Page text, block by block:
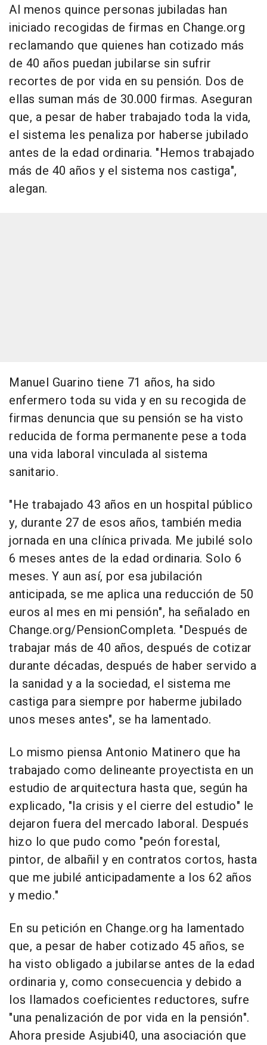
Al menos quince personas jubiladas han
iniciado recogidas de firmas en Change.org
reclamando que quienes han cotizado más
de 40 años puedan jubilarse sin sufrir
recortes de por vida en su pensión. Dos de
ellas suman más de 30.000 firmas. Aseguran
que, a pesar de haber trabajado toda la vida,
el sistema les penaliza por haberse jubilado
antes de la edad ordinaria. "Hemos trabajado
más de 40 años y el sistema nos castiga",
alegan.
Manuel Guarino tiene 71 años, ha sido
enfermero toda su vida y en su recogida de
firmas denuncia que su pensión se ha visto
reducida de forma permanente pese a toda
una vida laboral vinculada al sistema
sanitario.
"He trabajado 43 años en un hospital público
y, durante 27 de esos años, también media
jornada en una clínica privada. Me jubilé solo
6 meses antes de la edad ordinaria. Solo 6
meses. Y aun así, por esa jubilación
anticipada, se me aplica una reducción de 50
euros al mes en mi pensión", ha señalado en
Change.org/PensionCompleta. "Después de
trabajar más de 40 años, después de cotizar
durante décadas, después de haber servido a
la sanidad y a la sociedad, el sistema me
castiga para siempre por haberme jubilado
unos meses antes", se ha lamentado.
Lo mismo piensa Antonio Matinero que ha
trabajado como delineante proyectista en un
estudio de arquitectura hasta que, según ha
explicado, "la crisis y el cierre del estudio" le
dejaron fuera del mercado laboral. Después
hizo lo que pudo como "peón forestal,
pintor, de albañil y en contratos cortos, hasta
que me jubilé anticipadamente a los 62 años
y medio."
En su petición en Change.org ha lamentado
que, a pesar de haber cotizado 45 años, se
ha visto obligado a jubilarse antes de la edad
ordinaria y, como consecuencia y debido a
los llamados coeficientes reductores, sufre
"una penalización de por vida en la pensión".
Ahora preside Asjubi40, una asociación que